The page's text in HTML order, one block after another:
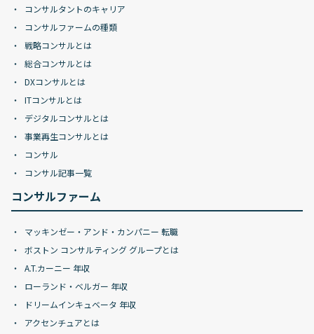
コンサルタントのキャリア
コンサルファームの種類
戦略コンサルとは
総合コンサルとは
DXコンサルとは
ITコンサルとは
デジタルコンサルとは
事業再生コンサルとは
コンサル
コンサル記事一覧
コンサルファーム
マッキンゼー・アンド・カンパニー 転職
ボストン コンサルティング グループとは
A.T.カーニー 年収
ローランド・ベルガー 年収
ドリームインキュベータ 年収
アクセンチュアとは